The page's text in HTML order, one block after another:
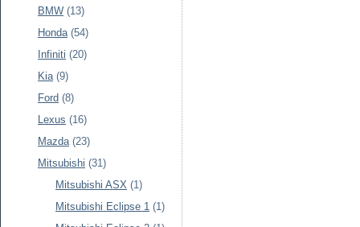
BMW (13)
Honda (54)
Infiniti (20)
Kia (9)
Ford (8)
Lexus (16)
Mazda (23)
Mitsubishi (31)
Mitsubishi ASX (1)
Mitsubishi Eclipse 1 (1)